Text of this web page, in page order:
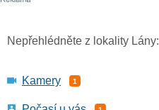
Nepřehlédněte z lokality Lány:
Kamery 1